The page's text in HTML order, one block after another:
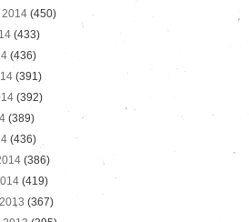
2014 (450)
(433)
(436)
(391)
(392)
(389)
(436)
(386)
(419)
(367)